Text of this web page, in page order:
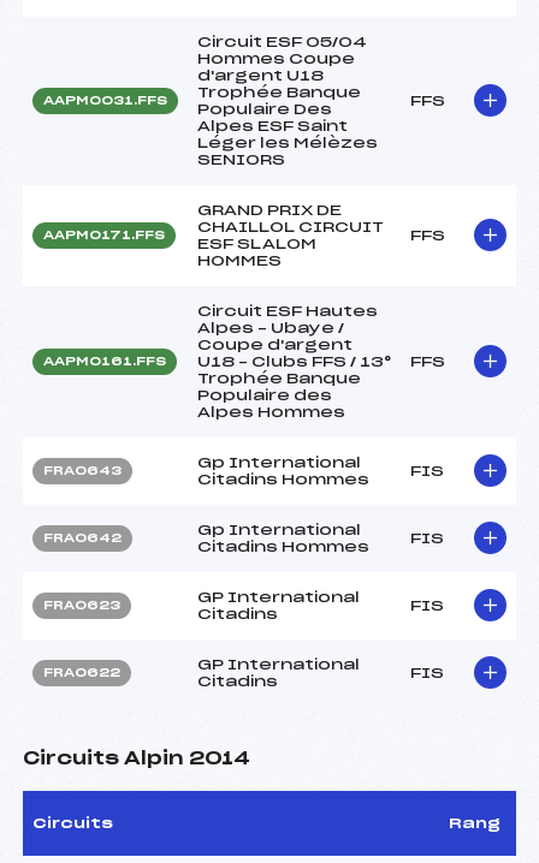
AAPM0031.FFS
Circuit ESF 05/04
Hommes Coupe
d'argent U18
Trophée Banque
Populaire Des
Alpes ESF Saint
Léger les Mélèzes
SENIORS
FFS
AAPM0171.FFS
GRAND PRIX DE
CHAILLOL CIRCUIT
ESF SLALOM
HOMMES
FFS
AAPM0161.FFS
Circuit ESF Hautes
Alpes – Ubaye /
Coupe d'argent
U18 – Clubs FFS / 13°
Trophée Banque
Populaire des
Alpes Hommes
FFS
FRA0643
Gp International
Citadins Hommes
FIS
FRA0642
Gp International
Citadins Hommes
FIS
FRA0623
GP International
Citadins
FIS
FRA0622
GP International
Citadins
FIS
Circuits Alpin 2014
Circuits Rang